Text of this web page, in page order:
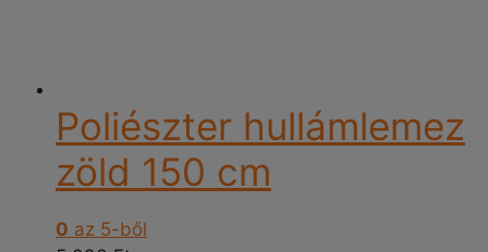
Poliészter hullámlemez
zöld 150 cm
0 az 5-ből